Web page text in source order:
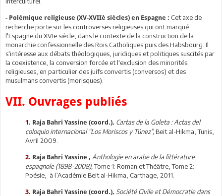
- Polémique religieuse (XV-XVIIè siècles) en Espagne : Cet axe de
recherche porte sur les controverses religieuses qui ont marqué
l'Espagne du XVIe siècle, dans le contexte de la construction de la
monarchie confessionnelle des Rois Catholiques puis des Habsbourg. Il
s'intéresse aux débats théologiques, juridiques et politiques suscités par
la coexistence, la conversion forcée et l'exclusion des minorités
religieuses, en particulier des juifs convertis (conversos) et des
musulmans convertis (morisques).
VII. Ouvrages publiés
1. Raja Bahri Yassine (coord.), Cartas de la Goleta : Actas del
coloquio internacional “Los Moriscos y Túnez”,Beit al-Hikma, Tunis,
Avril 2009.
2. Raja Bahri Yassine , Anthologie en arabe de la littérature
espagnole (1898–2008),Tome 1: Roman et Théâtre, Tome 2:
Poésie, à l’Académie Beit al-Hikma, Carthage, 2011.
3. Raja Bahri Yassine (coord.), Société Civile et Démocratie dans